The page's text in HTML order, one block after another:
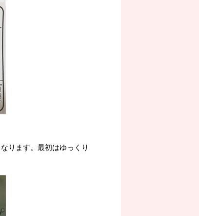
ります。最初はゆっくり